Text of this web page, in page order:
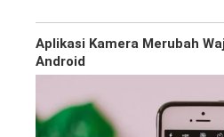
Aplikasi Kamera Merubah
Android